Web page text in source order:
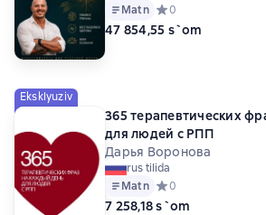
Matn Средний рейтинг 0
0
47 854,55 s`om
Eksklyuziv
365 терапевтических
для людей с РПП
Дарья Воронова
rus tilida
Matn Средний рейтинг 0
0
7 258,18 s`om